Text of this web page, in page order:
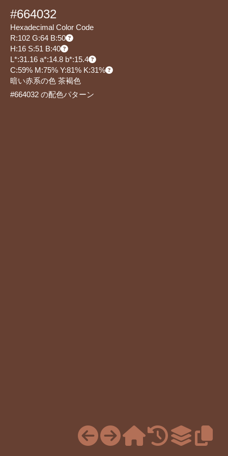
#664032
Hexadecimal Color Code
R:102 G:64 B:50
H:16 S:51 B:40
L*:31.16 a*:14.8 b*:15.4
C:59% M:75% Y:81% K:31%
暗い赤系の色 茶褐色
#664032 の配色パターン